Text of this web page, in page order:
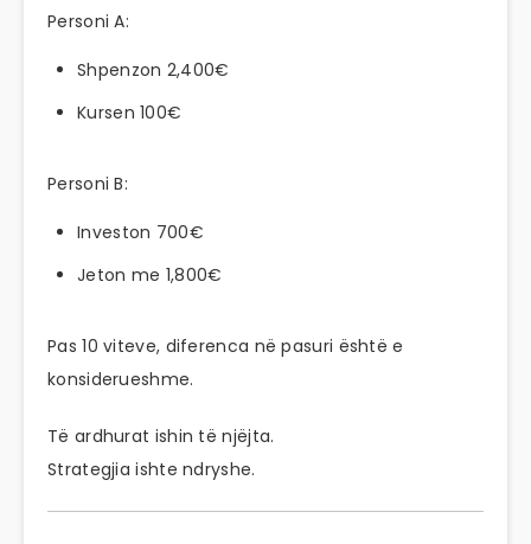
Personi A:
Shpenzon 2,400€
Kursen 100€
Personi B:
Investon 700€
Jeton me 1,800€
Pas 10 viteve, diferenca në pasuri është e
konsiderueshme.
Të ardhurat ishin të njëjta.
Strategjia ishte ndryshe.